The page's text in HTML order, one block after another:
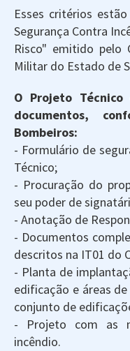
Esses critérios
Segurança Contra
Risco" emitido pelo
Militar do Estado de
O Projeto
documentos,
Bombeiros:
- Formulário de
Técnico;
- Procuração do
seu poder de
- Anotação de
- Documentos
descritos na IT01 do
- Planta de
edificação e áreas
conjunto de
- Projeto com as
incêndio.